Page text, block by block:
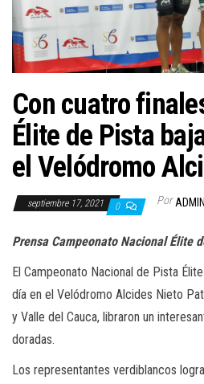
Con cuatro
Élite de Pista
el Velódromo
septiembre 17, 2021 0 Por ADMIN
Prensa Campeonato Nacional Élite
El Campeonato Nacional de Pista
día en el Velódromo Alcides Nieto
y Valle del Cauca, libraron un
doradas.
Los representantes verdiblancos